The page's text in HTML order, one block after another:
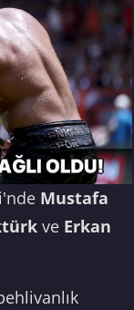
Mustafa
ve Erkan